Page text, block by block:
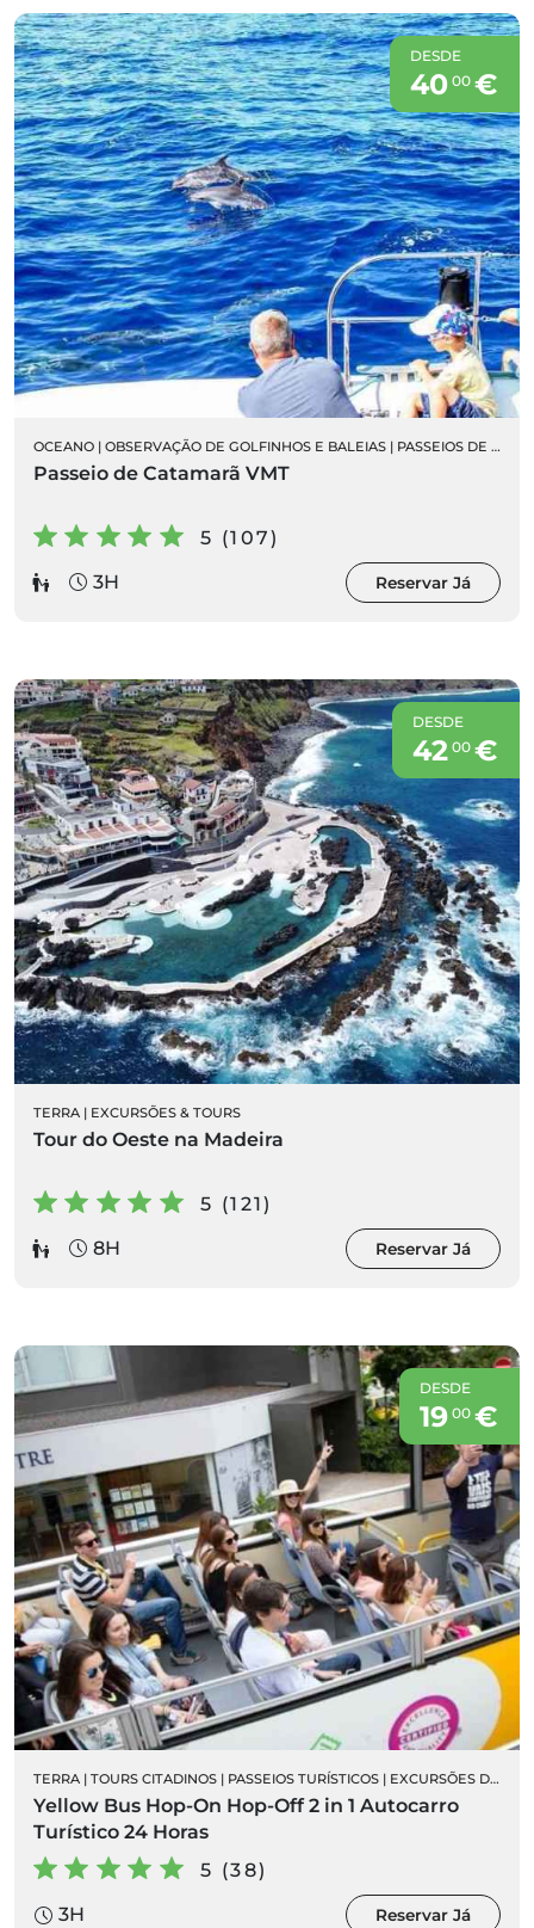
DESDE
40 00€
OCEANO | OBSERVAÇÃO DE GOLFINHOS E BALEIAS | PASSEIOS DE BARCO
Passeio de Catamarã VMT
5 (107)
3H
Reservar Já
DESDE
42 00€
TERRA | EXCURSÕES & TOURS
Tour do Oeste na Madeira
5 (121)
8H
Reservar Já
DESDE
19 00€
TERRA | TOURS CITADINOS | PASSEIOS TURÍSTICOS | EXCURSÕES DE AUTOCARRO
Yellow Bus Hop-On Hop-Off 2 in 1 Autocarro
Turístico 24 Horas
5 (38)
3H
Reservar Já